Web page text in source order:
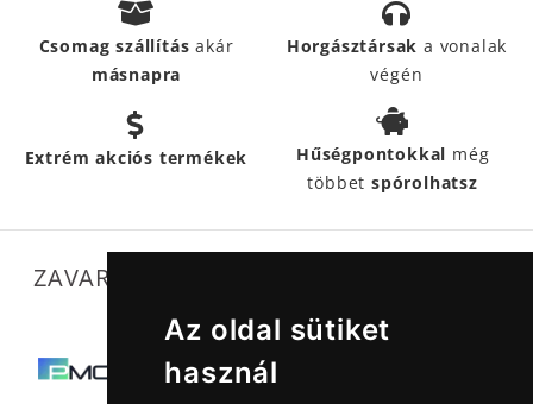
Az oldal sütiket
használ
Csomag szállításakár
másnapra
Horgásztársak a vonalak
végén
Extrém akciós termékek Hűségpontokkal még
többetspórolhatsz
ZAVARTALAN MŰKÖDÉSÜNKET SEGÍTIK